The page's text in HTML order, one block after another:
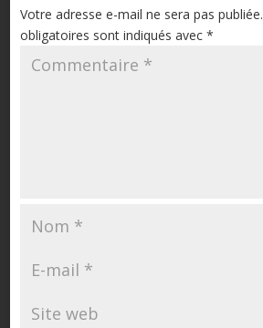
Votre adresse e-mail ne sera pas publiée.
obligatoires sont indiqués avec *